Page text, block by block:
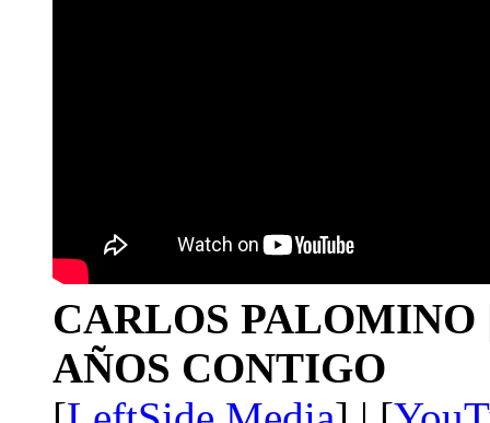
CARLOS PALOMINO
AÑOS CONTIGO